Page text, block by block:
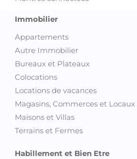
Immobilier
Appartements
Autre Immobilier
Bureaux et Plateaux
Colocations
Locations de vacances
Magasins, Commerces et
Maisons et Villas
Terrains et Fermes
Habillement et Bien Etre